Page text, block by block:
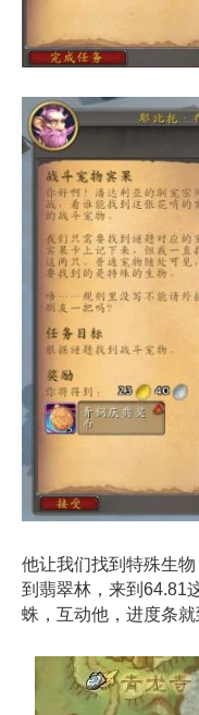
他让我们找到特殊生
到翡翠林，来到64.81
蛛，互动他，进度条就